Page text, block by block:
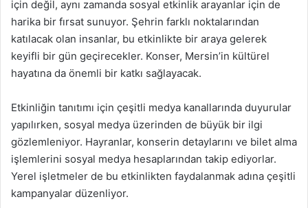
için değil, aynı zamanda sosyal etkinlik arayanlar için de
harika bir fırsat sunuyor. Şehrin farklı noktalarından
katılacak olan insanlar, bu etkinlikte bir araya gelerek
keyifli bir gün geçirecekler. Konser, Mersin’in kültürel
hayatına da önemli bir katkı sağlayacak.
Etkinliğin tanıtımı için çeşitli medya kanallarında duyurular
yapılırken, sosyal medya üzerinden de büyük bir ilgi
gözlemleniyor. Hayranlar, konserin detaylarını ve bilet alma
işlemlerini sosyal medya hesaplarından takip ediyorlar.
Yerel işletmeler de bu etkinlikten faydalanmak adına çeşitli
kampanyalar düzenliyor.